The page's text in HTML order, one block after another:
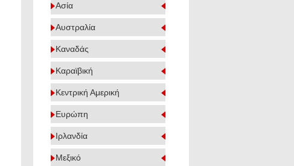
Ασία
Αυστραλία
Καναδάς
Καραϊβική
Κεντρική Αμερική
Ευρώπη
Ιρλανδία
Μεξικό